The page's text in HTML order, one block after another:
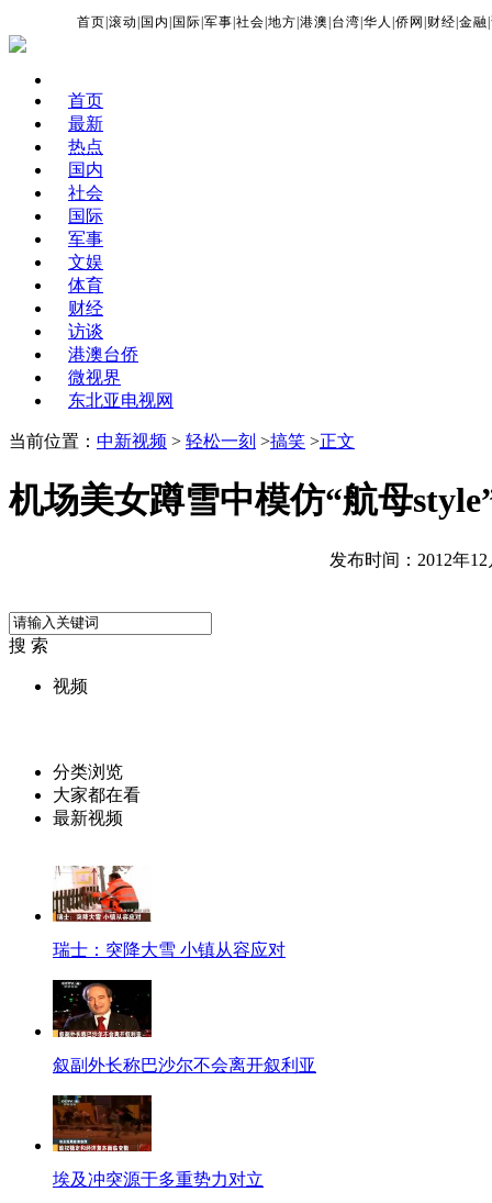
首页 |滚动 国内 国际 |军事 |社会 |地方 |港澳 台湾 |华人 |侨网 财经 |金融 |
首页
最新
热点
国内
社会
国际
军事
文娱
体育
财经
访谈
港澳台侨
微视界
东北亚电视网
当前位置： 中新视频 > 轻松一刻 >搞笑 >正文
机场美女蹲雪中模仿“航母
发布时间：2012年12
搜 索
视频
分类浏览
大家都在看
最新视频
瑞士：突降大雪 小镇从容应对
叙副外长称巴沙尔不会离开叙利亚
埃及冲突源于多重势力对立